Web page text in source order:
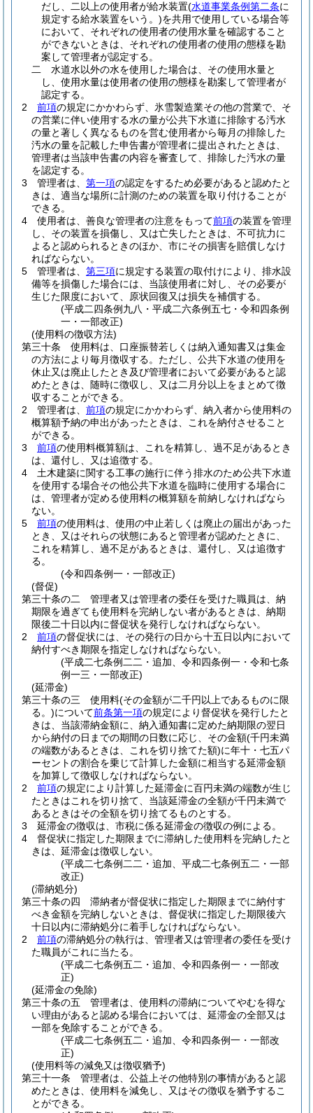
だし、二以上の使用者が給水装置(水道事業条例第二条に
規定する給水装置をいう。)を共用で使用している場合等
において、それぞれの使用者の使用水量を確認すること
ができないときは、それぞれの使用者の使用の態様を勘
案して管理者が認定する。
二
水道水以外の水を使用した場合は、その使用水量と
し、使用水量は使用者の使用の態様を勘案して管理者が
認定する。
2
前項の規定にかかわらず、氷雪製造業その他の営業で、そ
の営業に伴い使用する水の量が公共下水道に排除する汚水
の量と著しく異なるものを営む使用者から毎月の排除した
汚水の量を記載した申告書が管理者に提出されたときは、
管理者は当該申告書の内容を審査して、排除した汚水の量
を認定する。
3
管理者は、 第一項の認定をするため必要があると認めたと
きは、適当な場所に計測のための装置を取り付けることが
できる。
4
使用者は、善良な管理者の注意をもって前項の装置を管理
し、その装置を損傷し、又は亡失したときは、不可抗力に
よると認められるときのほか、市にその損害を賠償しなけ
ればならない。
5
管理者は、 第三項に規定する装置の取付けにより、排水設
備等を損傷した場合には、当該使用者に対し、その必要が
生じた限度において、原状回復又は損失を補償する。
(平成二四条例九八・平成二六条例五七・令和四条例
一・一部改正)
(使用料の徴収方法)
第三十条
使用料は、口座振替若しくは納入通知書又は集金
の方法により毎月徴収する。 ただし、公共下水道の使用を
休止又は廃止したとき及び管理者において必要があると認
めたときは、随時に徴収し、又は二月分以上をまとめて徴
収することができる。
2
管理者は、 前項の規定にかかわらず、納入者から使用料の
概算額予納の申出があったときは、これを納付させること
ができる。
3
前項の使用料概算額は、これを精算し、過不足があるとき
は、還付し、又は追徴する。
4
土木建築に関する工事の施行に伴う排水のため公共下水道
を使用する場合その他公共下水道を臨時に使用する場合に
は、管理者が定める使用料の概算額を前納しなければなら
ない。
5
前項の使用料は、使用の中止若しくは廃止の届出があった
とき、又はそれらの状態にあると管理者が認めたときに、
これを精算し、過不足があるときは、還付し、又は追徴す
る。
(令和四条例一・一部改正)
(督促)
第三十条の二
管理者又は管理者の委任を受けた職員は、納
期限を過ぎても使用料を完納しない者があるときは、納期
限後二十日以内に督促状を発行しなければならない。
2
前項の督促状には、その発行の日から十五日以内において
納付すべき期限を指定しなければならない。
(平成二七条例二二・追加、令和四条例一・令和七条
例一三・一部改正)
(延滞金)
第三十条の三
使用料(その金額が二千円以上であるものに限
る。)について前条第一項の規定により督促状を発行したと
きは、当該滞納金額に、納入通知書に定めた納期限の翌日
から納付の日までの期間の日数に応じ、その金額(千円未満
の端数があるときは、これを切り捨てた額)に年十・七五パ
ーセントの割合を乗じて計算した金額に相当する延滞金額
を加算して徴収しなければならない。
2
前項の規定により計算した延滞金に百円未満の端数が生じ
たときはこれを切り捨て、当該延滞金の全額が千円未満で
あるときはその全額を切り捨てるものとする。
3
延滞金の徴収は、市税に係る延滞金の徴収の例による。
4
督促状に指定した期限までに滞納した使用料を完納したと
きは、延滞金は徴収しない。
(平成二七条例二二・追加、平成二七条例五二・一部
改正)
(滞納処分)
第三十条の四
滞納者が督促状に指定した期限までに納付す
べき金額を完納しないときは、督促状に指定した期限後六
十日以内に滞納処分に着手しなければならない。
2
前項の滞納処分の執行は、管理者又は管理者の委任を受け
た職員がこれに当たる。
(平成二七条例五二・追加、令和四条例一・一部改
正)
(延滞金の免除)
第三十条の五
管理者は、使用料の滞納についてやむを得な
い理由があると認める場合においては、延滞金の全部又は
一部を免除することができる。
(平成二七条例五二・追加、令和四条例一・一部改
正)
(使用料等の減免又は徴収猶予)
第三十一条
管理者は、公益上その他特別の事情があると認
めたときは、使用料を減免し、又はその徴収を猶予するこ
とができる。